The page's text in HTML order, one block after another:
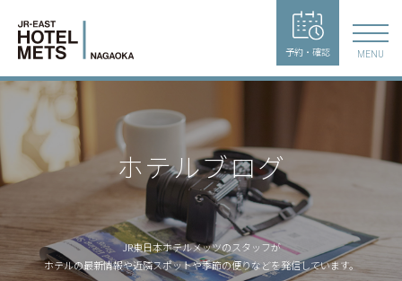
予約・確認 MENU
ホテルブログ
JR東日本ホテルメッツのスタッフが
ホテルの最新情報や近隣スポットや季節の便りなどを発信しています。